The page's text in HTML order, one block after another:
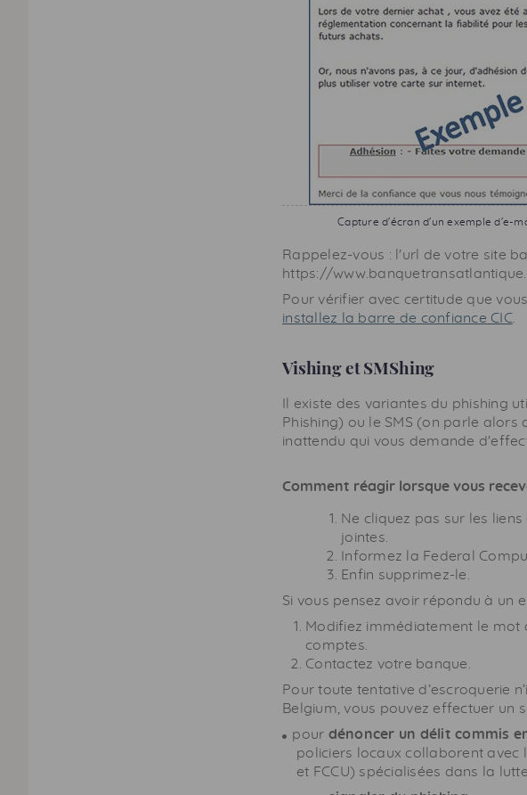
Capture d'écran d'un exemple d'e-
Rappelez-vous : l'url de votre site
https://
Pour vérifier avec certitude que
installez la barre de confiance CIC.
VishingetSMShing
Il existe des variantes du phishing
Phishing) ou le SMS (on parle alors
inattendu qui vous demande
Comment réagir lorsque vous
Ne cliquez pas sur les
jointes.
Informez la Federal
Enfin supprimez-le.
Si vous pensez avoir répondu à un
Modifiez immédiatement le mot
comptes.
Contactez votre banque.
Pour toute tentative d’escroquerie
Belgium, vous pouvez effectuer un
pour dénoncer un délit commis
policiers locaux collaborent avec
et FCCU) spécialisées dans la